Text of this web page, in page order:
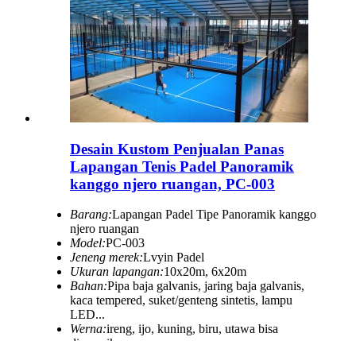
Desain Kustom Penjualan Panas
Lapangan Tenis Padel Panoramik
kanggo njero ruangan, PC-003
Barang:Lapangan Padel Tipe Panoramik kanggo
njero ruangan
Model:PC-003
Jeneng merek:Lvyin Padel
Ukuran lapangan:10x20m, 6x20m
Bahan:Pipa baja galvanis, jaring baja galvanis,
kaca tempered, suket/genteng sintetis, lampu
LED...
Werna:ireng, ijo, kuning, biru, utawa bisa